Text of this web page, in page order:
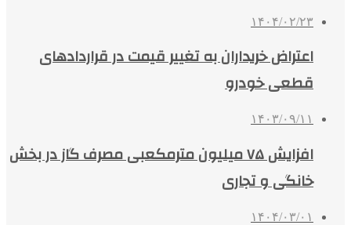
۱۴۰۴/۰۲/۲۳
اعتراض خریداران به تغییر قیمت در قراردادهای
قطعی خودرو
۱۴۰۳/۰۹/۱۱
افزایش ۷۵ میلیون مترمکعبی مصرف گاز در بخش
خانگی و تجاری
۱۴۰۴/۰۳/۰۱